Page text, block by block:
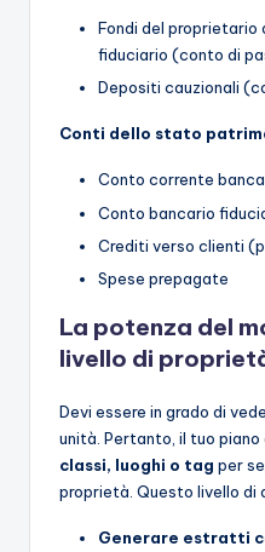
Fondi del proprietario
fiduciario (conto di
Depositi cauzionali
Conti dello stato
Conto corrente
Conto bancario
Crediti verso clienti
Spese prepagate
La potenza del
livello di
Devi essere in grado di
unità. Pertanto, il tuo
classi, luoghi o tag per
proprietà. Questo livello di
Generare estratti